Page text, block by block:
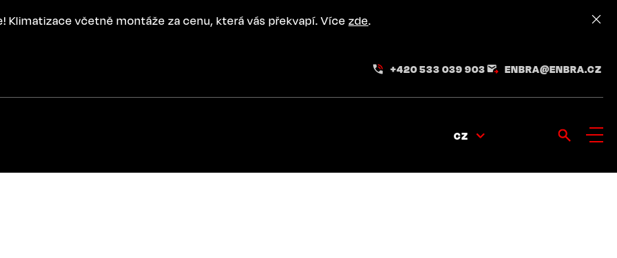
Klimatizace včetně montáže za cenu, která vás překvapí. Více zde.
+420 533 039 903 ENBRA@ENBRA.CZ
CZ